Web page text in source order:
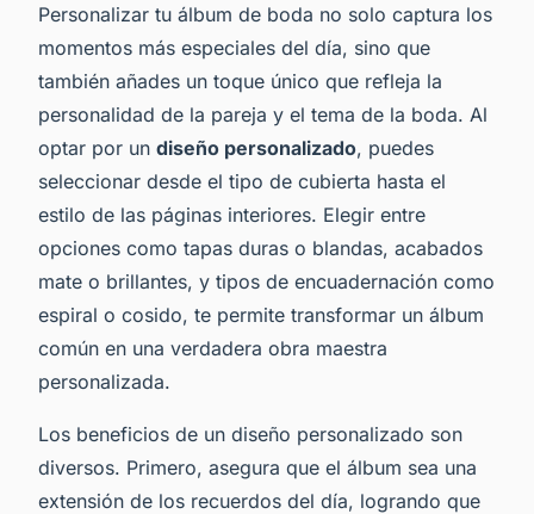
Personalizar tu álbum de boda no solo captura los
momentos más especiales del día, sino que
también añades un toque único que refleja la
personalidad de la pareja y el tema de la boda. Al
optar por un diseño personalizado, puedes
seleccionar desde el tipo de cubierta hasta el
estilo de las páginas interiores. Elegir entre
opciones como tapas duras o blandas, acabados
mate o brillantes, y tipos de encuadernación como
espiral o cosido, te permite transformar un álbum
común en una verdadera obra maestra
personalizada.
Los beneficios de un diseño personalizado son
diversos. Primero, asegura que el álbum sea una
extensión de los recuerdos del día, logrando que